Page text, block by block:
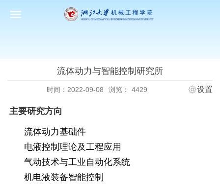
流体动力与智能控制研究所
时间：2022-09-08 浏览： 4429 设置
主要研究方向
流体动力基础件
电液控制理论及工程应用
气动技术与工业自动化系统
机电液装备智能控制